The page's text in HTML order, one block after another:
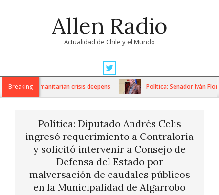
Allen Radio
Actualidad de Chile y el Mundo
Navigation
MenuBreaking
as humanitarian crisis deepens Política: Senador Iván
Política: Diputado Andrés Celis
ingresó requerimiento a Contraloría
y solicitó intervenir a Consejo de
Defensa del Estado por
malversación de caudales públicos
en la Municipalidad de Algarrobo